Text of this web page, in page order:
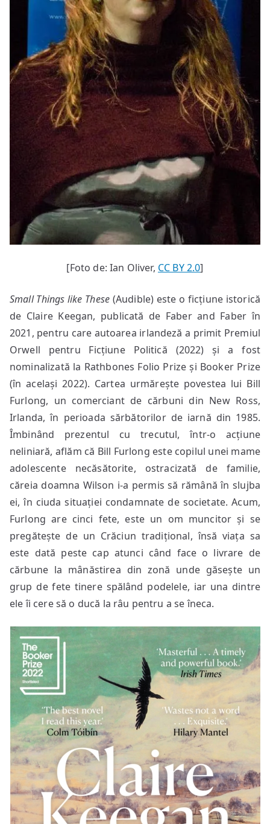
[Foto de: Ian Oliver, CC BY 2.0]
Small Things like These (Audible) este o ficțiune istorică
de Claire Keegan, publicată de Faber and Faber în
2021, pentru care autoarea irlandeză a primit Premiul
Orwell pentru Ficțiune Politică (2022) și a fost
nominalizată la Rathbones Folio Prize și Booker Prize
(în același 2022). Cartea urmărește povestea lui Bill
Furlong, un comerciant de cărbuni din New Ross,
Irlanda, în perioada sărbătorilor de iarnă din 1985.
Îmbinând prezentul cu trecutul, într-o acțiune
neliniară, aflăm că Bill Furlong este copilul unei mame
adolescente necăsătorite, ostracizată de familie,
căreia doamna Wilson i-a permis să rămână în slujba
ei, în ciuda situației condamnate de societate. Acum,
Furlong are cinci fete, este un om muncitor și se
pregătește de un Crăciun tradițional, însă viața sa
este dată peste cap atunci când face o livrare de
cărbune la mânăstirea din zonă unde găsește un
grup de fete tinere spălând podelele, iar una dintre
ele îi cere să o ducă la râu pentru a se îneca.